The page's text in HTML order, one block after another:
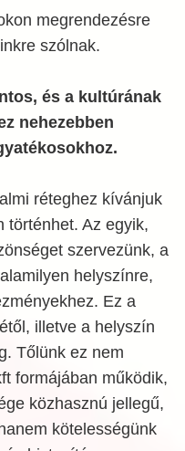
megrendezésre
szólnak.
és a kultúrának
nehezebben
réteghez kívánjuk
történhet. Az egyik,
szervezünk, a
helyszínre,
Ez a
illetve a helyszín
Tőlünk ez nem
formájában működik,
közhasznú jellegű,
kötelességünk